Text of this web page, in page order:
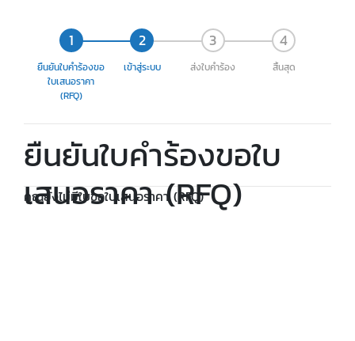
ยืนยันใบคำร้องขอ
ใบเสนอราคา
(RFQ)
เข้าสู่ระบบ ส่งใบคำร้อง สิ้นสุด
ยืนยันใบคำร้องขอใบ
เสนอราคา (RFQ)
คุณยังไม่มีใบขอใบเสนอราคา (RFQ)